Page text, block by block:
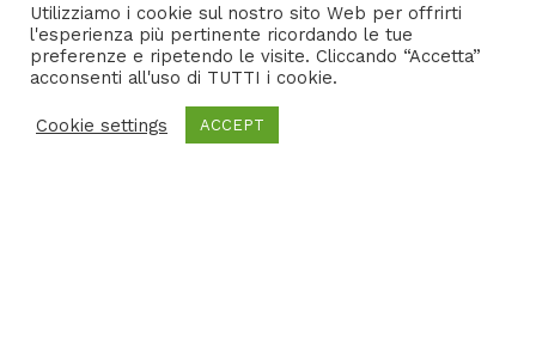
8 UsersOnline
per la prossima volta che commento.
Struttura
Destinazione
Utilizziamo i cookie sul nostro sito Web per offrirti
l'esperienza più pertinente ricordando le tue
preferenze e ripetendo le visite. Cliccando “Accetta”
acconsenti all'uso di TUTTI i cookie.
Cookie settings ACCEPT